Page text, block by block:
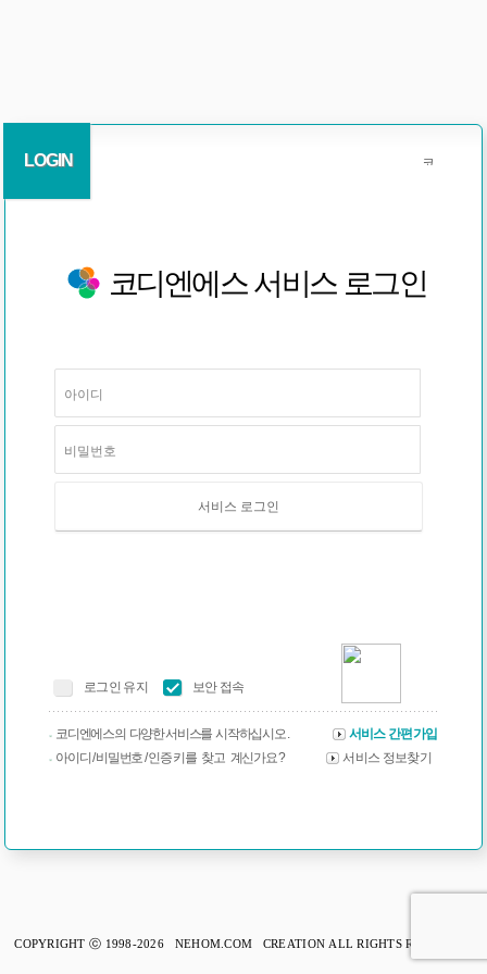
LOGIN
코디엔에스 서비스 로그인
서비스 로그인
로그인 유지 보안 접속
코디엔에스의 다양한 서비스를 시작하십시오 .
서비스 간편가입
아이디 / 비밀번호 / 인증 키를 찾고 계신가요 ?
서비스 정보찾기
COPYRIGHT ⓒ 1998-2026 NEHOM.COM CREATION ALL RIGHTS RESERVED.